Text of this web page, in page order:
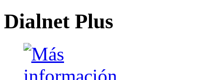
Dialnet Plus